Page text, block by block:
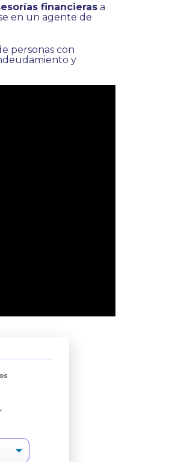
financieras a
en un agente de
personas con
y